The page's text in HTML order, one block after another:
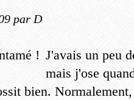
par D
J'avais un peu
mais j'ose
bien.